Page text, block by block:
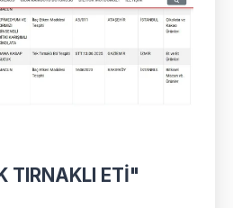
TIRNAKLI ETİ"